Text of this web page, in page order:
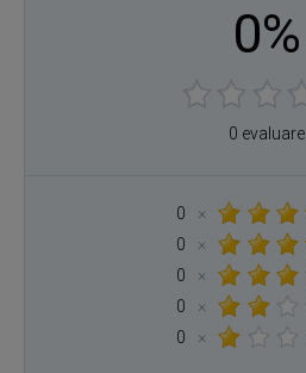
0%
0 evaluare
0
×
0
×
0
×
0
×
0
×